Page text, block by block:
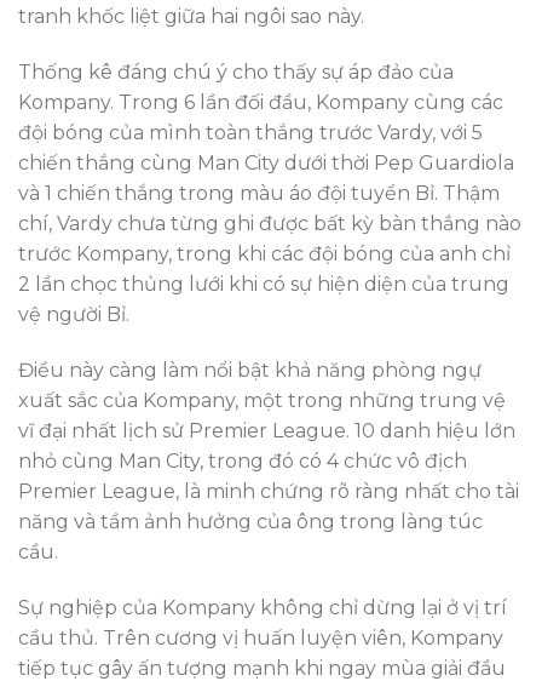
tranh khốc liệt giữa hai ngôi sao này.
Thống kê đáng chú ý cho thấy sự áp đảo của
Kompany. Trong 6 lần đối đầu, Kompany cùng các
đội bóng của mình toàn thắng trước Vardy, với 5
chiến thắng cùng Man City dưới thời Pep Guardiola
và 1 chiến thắng trong màu áo đội tuyển Bỉ. Thậm
chí, Vardy chưa từng ghi được bất kỳ bàn thắng nào
trước Kompany, trong khi các đội bóng của anh chỉ
2 lần chọc thủng lưới khi có sự hiện diện của trung
vệ người Bỉ.
Điều này càng làm nổi bật khả năng phòng ngự
xuất sắc của Kompany, một trong những trung vệ
vĩ đại nhất lịch sử Premier League. 10 danh hiệu lớn
nhỏ cùng Man City, trong đó có 4 chức vô địch
Premier League, là minh chứng rõ ràng nhất cho tài
năng và tầm ảnh hưởng của ông trong làng túc
cầu.
Sự nghiệp của Kompany không chỉ dừng lại ở vị trí
cầu thủ. Trên cương vị huấn luyện viên, Kompany
tiếp tục gây ấn tượng mạnh khi ngay mùa giải đầu